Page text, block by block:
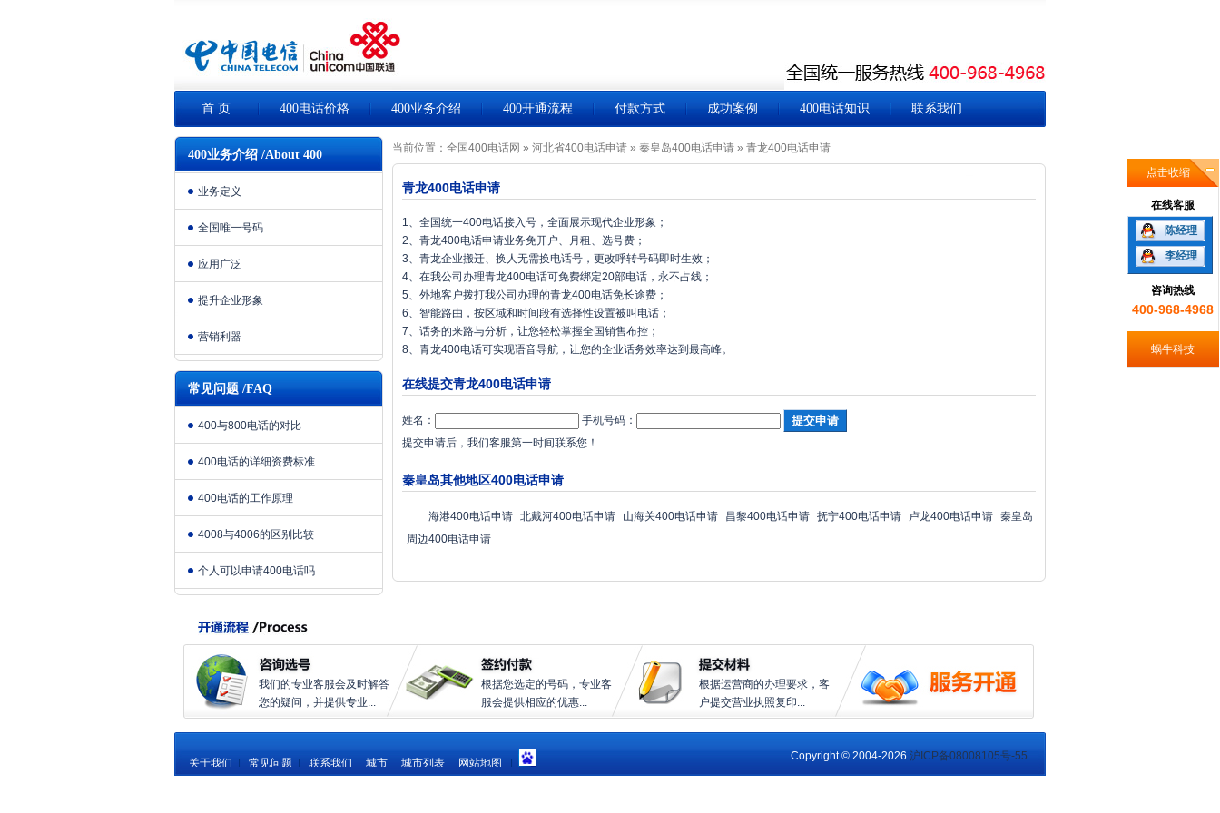
首 页 400电话价格 400业务介绍 400开通流程 付款方式 成功案例 400电话知识 联系我们
400业务介绍 /About 400
业务定义
全国唯一号码
应用广泛
提升企业形象
营销利器
常见问题 /FAQ
400与800电话的对比
400电话的详细资费标准
400电话的工作原理
4008与4006的区别比较
个人可以申请400电话吗
当前位置： 全国400电话网 » 河北省400电话申请 » 秦皇岛400电话申请 » 青龙400电话申请
青龙400电话申请
1、全国统一400电话接入号，全面展示现代企业形象；
2、青龙400电话申请业务免开户、月租、选号费；
3、青龙企业搬迁、换人无需换电话号，更改呼转号码即时生效；
4、在我公司办理青龙400电话可免费绑定20部电话，永不占线；
5、外地客户拨打我公司办理的青龙400电话免长途费；
6、智能路由，按区域和时间段有选择性设置被叫电话；
7、话务的来路与分析，让您轻松掌握全国销售布控；
8、青龙400电话可实现语音导航，让您的企业话务效率达到最高峰。
在线提交青龙400电话申请
姓名：
手机号码：
提交申请后，我们客服第一时间联系您！
秦皇岛其他地区400电话申请
海港400电话申请 北戴河400电话申请 山海关400电话申请 昌黎400电话申请 抚宁400电话申请 卢龙400电话申请 秦皇岛
周边400电话申请
我们的专业客服会及时解答
您的疑问，并提供专业...
根据您选定的号码，专业客
服会提供相应的优惠...
根据运营商的办理要求，客
户提交营业执照复印...
关于我们 常见问题 联系我们 城市 城市列表 网站地图
点击收缩
在线客服
陈经理
李经理
咨询热线
400-968-4968
蜗牛科技
Copyright © 2004-2026 沪ICP备08008105号-55